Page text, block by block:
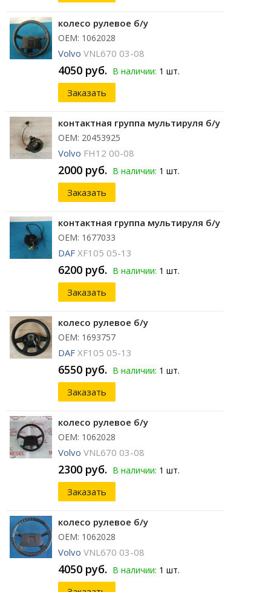
колесо рулевое б/у
ОЕМ: 1062028
Volvo VNL670 03-08
4050 руб. В наличии: 1 шт.
Заказать
контактная группа мультируля б/у
ОЕМ: 20453925
Volvo FH12 00-08
2000 руб. В наличии: 1 шт.
Заказать
контактная группа мультируля б/у
ОЕМ: 1677033
DAF XF105 05-13
6200 руб. В наличии: 1 шт.
Заказать
колесо рулевое б/у
ОЕМ: 1693757
DAF XF105 05-13
6550 руб. В наличии: 1 шт.
Заказать
колесо рулевое б/у
ОЕМ: 1062028
Volvo VNL670 03-08
2300 руб. В наличии: 1 шт.
Заказать
колесо рулевое б/у
ОЕМ: 1062028
Volvo VNL670 03-08
4050 руб. В наличии: 1 шт.